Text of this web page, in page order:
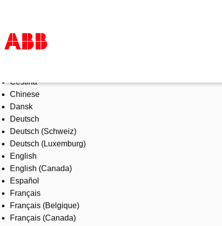
Products & Solutions
Industries
Services
About us
Where to buy
Contact us
Careers
Čeština
Chinese
Dansk
Deutsch
Deutsch (Schweiz)
Deutsch (Luxemburg)
English
English (Canada)
Español
Français
Français (Belgique)
Français (Canada)